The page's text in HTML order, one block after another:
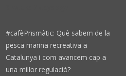
#cafèPrismàtic: Què sabem de la
pesca marina recreativa a
Catalunya i com avancem cap a
una millor regulació?